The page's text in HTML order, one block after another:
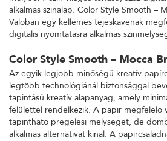
alkalmas színalap. Color Style Smooth –
Valóban egy kellemes tejeskávénak
digitális nyomtatásra alkalmas
Color Style Smooth – Mocca
Az egyik legjobb minőségű kreatív
legtöbb technológiánál biztonsággal
tapintású kreatív alapanyag, amely
felülettel rendelkezik. A papír megfelelő
tapintható prégelési mélységet, de
alkalmas alternatívát kínál. A